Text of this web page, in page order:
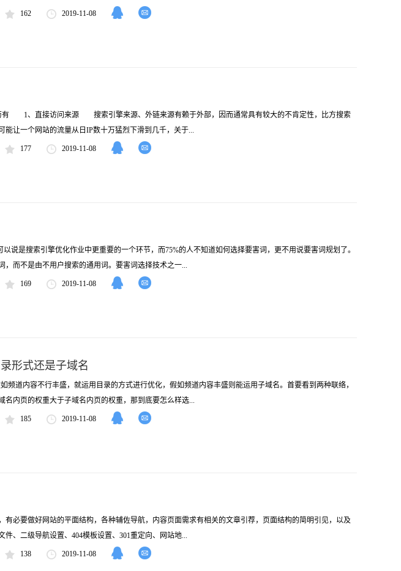
162 2019-11-08
、直接访问来源 搜索引擎来源、外链来源有赖于外部，因而通常具有较大的不肯定性，比方搜索
让一个网站的流量从日IP数十万猛烈下滑到几千，关于...
177 2019-11-08
搜索引擎优化作业中更重要的一个环节，而75%的人不知道如何选择要害词，更不用说要害词规划了。
而不是由不用户搜索的通用词。要害词选择技术之一...
169 2019-11-08
形式还是子域名
频道内容不行丰盛，就运用目录的方式进行优化，假如频道内容丰盛则能运用子域名。首要看到两种联络，
内页的权重大于子域名内页的权重，那到底要怎么样选...
185 2019-11-08
必要做好网站的平面结构，各种辅佐导航，内容页面需求有相关的文章引荐，页面结构的简明引见，以及
、二级导航设置、404模板设置、301重定向、网站地...
138 2019-11-08